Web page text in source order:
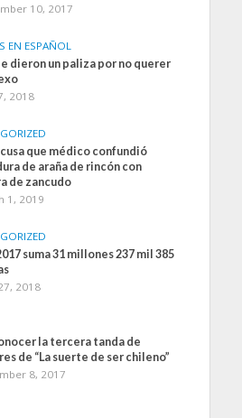
10, 2017
EN ESPAÑOL
dieron un paliza por no querer
2018
que médico confundió
de araña de rincón con
de zancudo
1, 2019
suma 31 millones 237 mil 385
2018
la tercera tanda de
de “La suerte de ser chileno”
8, 2017